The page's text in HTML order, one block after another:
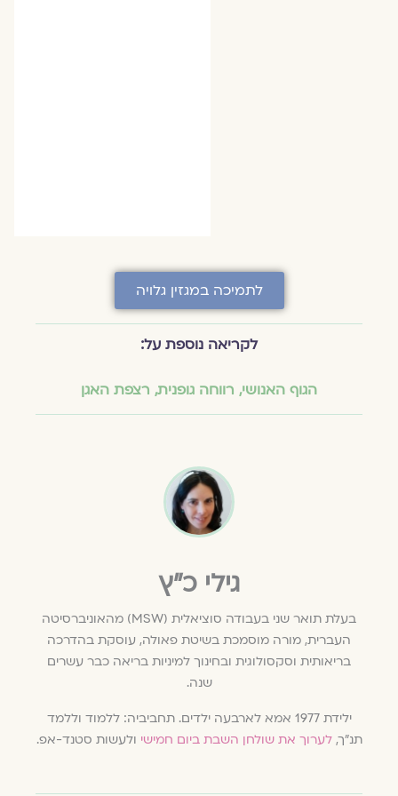
לתמיכה במגזין גלויה
לקריאה נוספת על:
הגוף האנושי,רווחה גופנית,רצפת האגן
גילי כ״ץ
בעלת תואר שני בעבודה סוציאלית (MSW) מהאוניברסיטה
העברית, מורה מוסמכת בשיטת פאולה, עוסקת בהדרכה
בריאותית וסקסולוגית ובחינוך למיניות בריאה כבר עשרים
שנה.
ילידת 1977 אמא לארבעה ילדים. תחביביה: ללמוד וללמד
תנ"ך,לערוך את שולחן השבת ביום חמישיולעשות סטנד-אפ.